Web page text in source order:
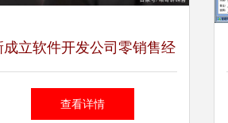
成立软件开发公司零销售经
获客实战指南 5套精准策略
查看详情